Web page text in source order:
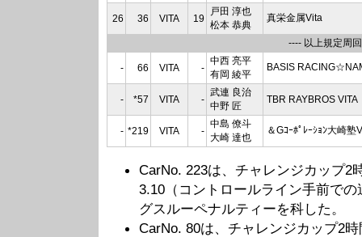
26 36 VITA 19
戸田 淳也
松本 恭典
真栄金属Vita
---- 以上規定周
- 66 VITA -
中西 亮平
有岡 綾平
BASIS
- *57 VITA -
武連 良治
中野 匠
TBR RAYBROS VITA
- *219 VITA -
中島 僚斗
大崎 達也
＆Gｺｰﾎﾟﾚｰｼｮﾝ大崎塾
CarNo. 223は、チャレンジカップ2
3.10（コントロールライン手前で
グスルーペナルティーを科した。
CarNo. 80は、チャレンジカップ2